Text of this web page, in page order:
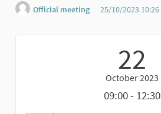
Official meeting 25/10/2023 10:26
22
October 2023
09:00 - 12:30